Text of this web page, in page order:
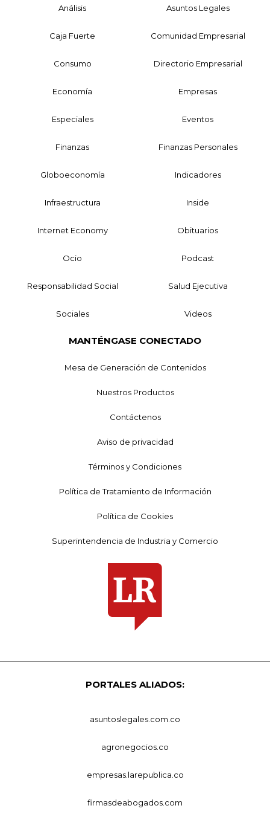
Análisis Asuntos Legales
Caja Fuerte Comunidad Empresarial
Consumo Directorio Empresarial
Economía Empresas
Especiales Eventos
Finanzas Finanzas Personales
Globoeconomía Indicadores
Infraestructura Inside
Internet Economy Obituarios
Ocio Podcast
Responsabilidad Social Salud Ejecutiva
Sociales Videos
MANTÉNGASE CONECTADO
Mesa de Generación de Contenidos
Nuestros Productos
Contáctenos
Aviso de privacidad
Términos y Condiciones
Política de Tratamiento de Información
Política de Cookies
Superintendencia de Industria y Comercio
PORTALES ALIADOS:
asuntoslegales.com.co
agronegocios.co
empresas.larepublica.co
firmasdeabogados.com